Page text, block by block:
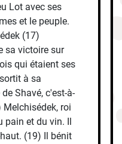
Lot avec ses
et le peuple.
(17)
sa victoire sur
qui étaient ses
à sa
Shavé, c'est-à-
roi
pain et du vin. Il
(19) Il bénit